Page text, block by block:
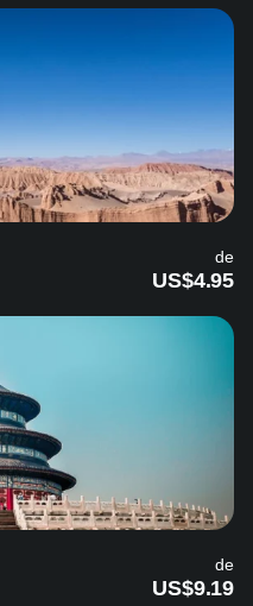
de
US$4.95
de
US$9.19